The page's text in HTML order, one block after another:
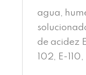
agua,
de acidez
102, E-